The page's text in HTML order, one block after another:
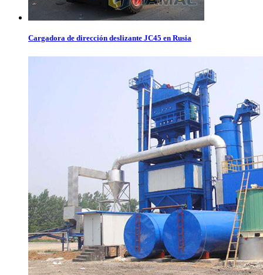
Cargadora de dirección deslizante JC45 en Rusia